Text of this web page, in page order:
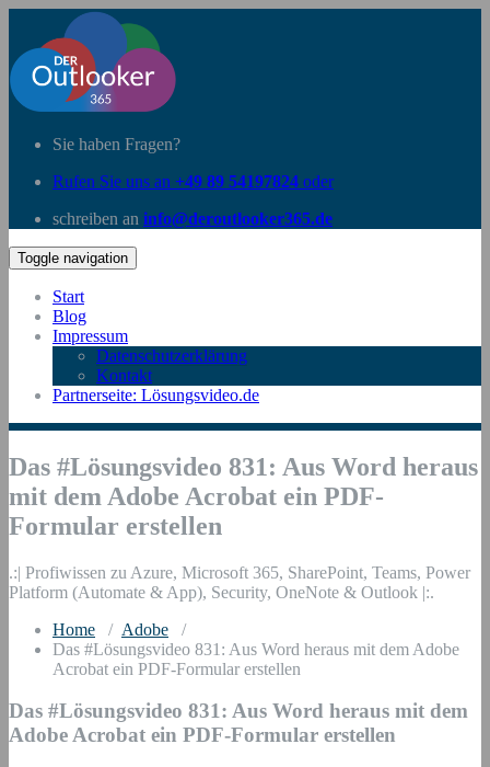
Sie haben Fragen?
Rufen Sie uns an +49 89 54197824 oder
schreiben an info@deroutlooker365.de
Toggle navigation
Start
Blog
Impressum
Datenschutzerklärung
Kontakt
Partnerseite: Lösungsvideo.de
Das #Lösungsvideo 831: Aus Word heraus
mit dem Adobe Acrobat ein PDF-
Formular erstellen
.:| Profiwissen zu Azure, Microsoft 365, SharePoint, Teams, Power
Platform (Automate & App), Security, OneNote & Outlook |:.
Home / Adobe /
Das #Lösungsvideo 831: Aus Word heraus mit dem Adobe
Acrobat ein PDF-Formular erstellen
Das #Lösungsvideo 831: Aus Word heraus mit dem
Adobe Acrobat ein PDF-Formular erstellen